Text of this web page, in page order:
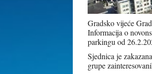
Gradsko vijeće
Informacija o
parkingu od
Sjednica je
grupe